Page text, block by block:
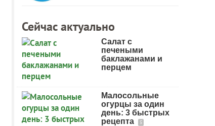
Сейчас актуально
Салат с
печеными
баклажанами и
перцем
Малосольные
огурцы за один
день: 3 быстрых
рецепта
5